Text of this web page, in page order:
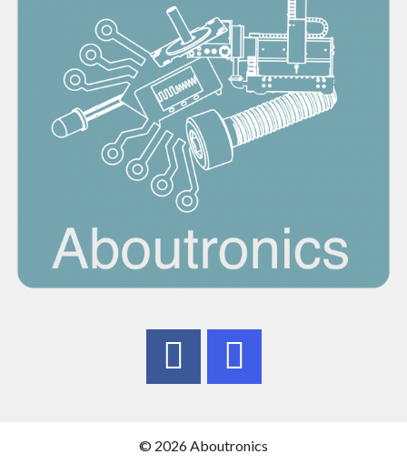
© 2026 Aboutronics